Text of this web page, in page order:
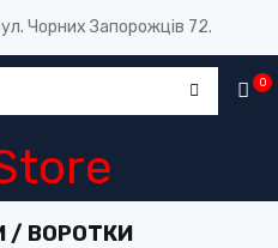
Чорних Запорожців 72.
0
/ ВОРОТКИ